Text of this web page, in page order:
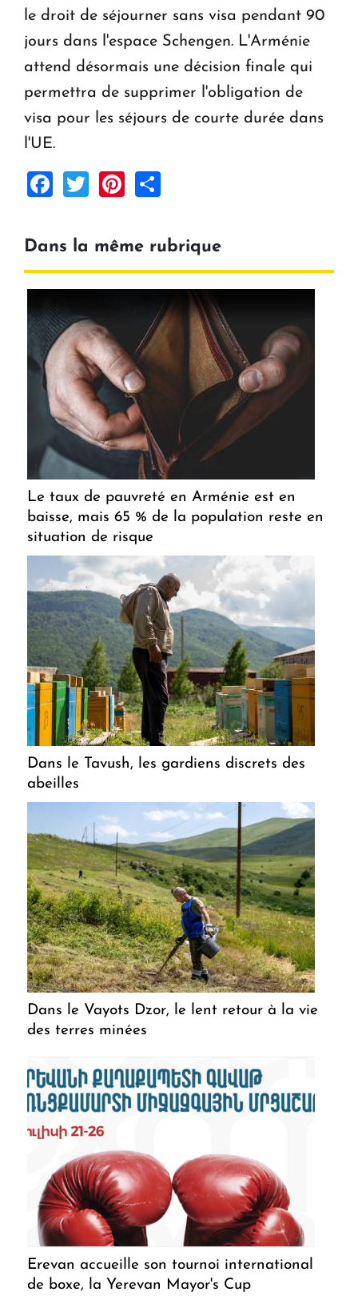
le droit de séjourner sans visa pendant 90
jours dans l'espace Schengen. L'Arménie
attend désormais une décision finale qui
permettra de supprimer l'obligation de
visa pour les séjours de courte durée dans
l'UE.
Facebook
TwitterPinterest
Dans la même rubrique
Le taux de pauvreté en Arménie est en
baisse, mais 65 % de la population reste en
situation de risque
Dans le Tavush, les gardiens discrets des
abeilles
Dans le Vayots Dzor, le lent retour à la vie
des terres minées
Erevan accueille son tournoi international
de boxe, la Yerevan Mayor's Cup